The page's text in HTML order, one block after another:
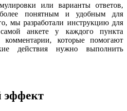
или варианты ответов,
понятным и удобным для
мы разработали инструкцию для
анкете у каждого пункта
которые помогают
действия нужно выполнить
эффект